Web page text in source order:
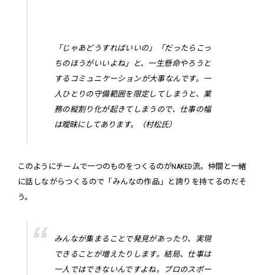
「じゃあどうすればいいの」「だったらこっ
ちのほうがいいよね」と、一生懸命やろうと
するコミュニケーションが大事なんです。一
人ひとりの守備範囲を限定してしまうと、業
務の縦割り化が起きてしまうので、仕事の幅
は曖昧にしてあります。（村松氏）
このようにチームで一つのものをつくるのがNAKED流。仲間と一緒
に話しながらつくるので「みんなの作品」と誇りを持てるのだそ
う。
みんなが集まることで発見があったり、実現
できることが増えたりします。結局、仕事は
一人ではできないんですよね。プロのスポー